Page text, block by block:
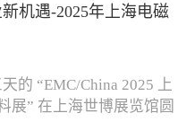
机遇-2025年上海电磁
的 “EMC/China 2025 上
展” 在上海世博展览馆圆